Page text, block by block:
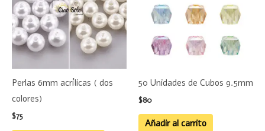
Perlas 6mm acrílicas ( dos
colores)
$75
múltiples
variantes.
Las
opciones
se
pueden
50 Unidades de Cubos 9.5mm
$80
Añadir al carrito